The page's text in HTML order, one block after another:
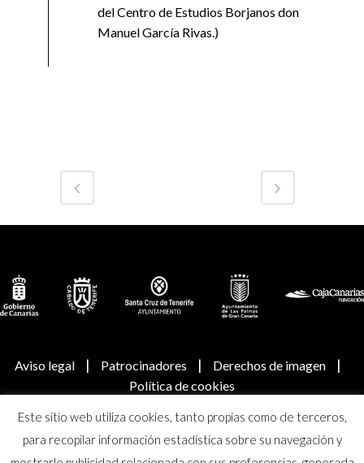
del Centro de Estudios Borjanos don
Manuel García Rivas.)
Aviso legal | Patrocinadores | Derechos de imagen |
Política de cookies
© Real Academia Canaria de Bellas Artes de San Miguel
Arcángel
Este sitio web utiliza cookies, tanto propias como de terceros,
para recopilar información estadística sobre su navegación y